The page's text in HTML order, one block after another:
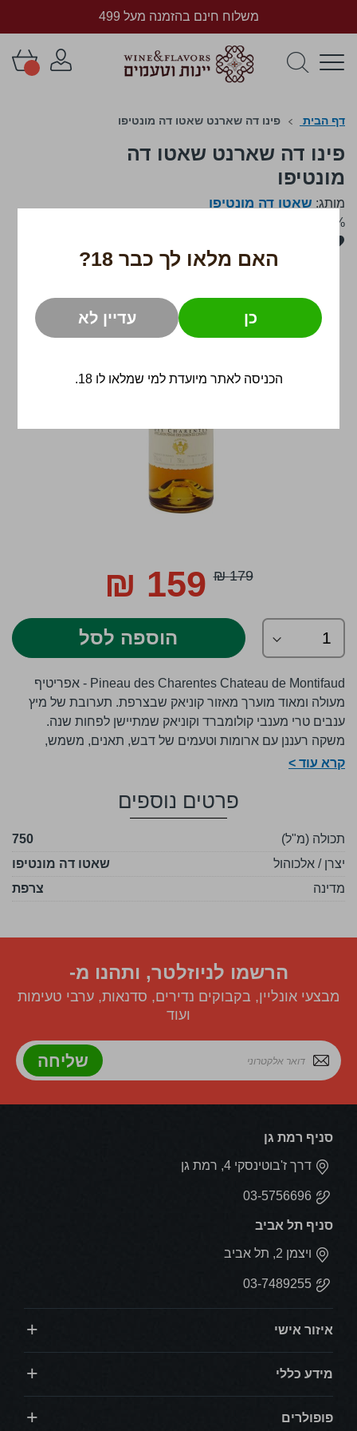
האם מלאו לך כבר 18?
כן עדיין לא
הכניסה לאתר מיועדת למי שמלאו לו 18.
משלוח חינם בהזמנה מעל 499
דף הבית פינו דה שארנט שאטו דה מונטיפו
פינו דה שארנט שאטו דה
מונטיפו
מותג: שאטו דה מונטיפו
17.3%
לדלג
לסוף
תמונות
תמונות
179 ₪
Special
Price
159 ₪
הוספה לסל
Pineau des Charentes Chateau de Montifaud - אפריטיף
מעולה ומאוד מוערך מאזור קוניאק שבצרפת. תערובת של מיץ
ענבים טרי מענבי קולומברד וקוניאק שמתיישן לפחות שנה.
משקה רעננן עם ארומות וטעמים של דבש, תאנים, משמש,
אפרסק, אגוזי לוז. מומלץ להגיש אותו קר מאוד.
קרא עוד >
פרטים נוספים
תכולה (מ"ל)
750
יצרן / אלכוהול
שאטו דה מונטיפו
מדינה
צרפת
הרשמו לניוזלטר, ותהנו מ-
מבצעי אונליין, בקבוקים נדירים, סדנאות, ערבי טעימות
ועוד
שליחה
סניף רמת גן
דרך ז'בוטינסקי 4, רמת גן
03-5756696
סניף תל אביב
ויצמן 2, תל אביב
03-7489255
איזור אישי
מידע כללי
פופולרים